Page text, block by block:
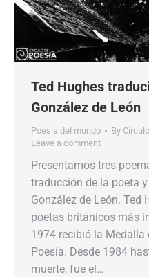
Ted Hughes
González de León
Poesía del mundo By
Leave a comment
Presentamos tres
traducción de la poeta
González de León. Ted
poetas británicos más
1974 recibió la Medalla
Poesía. Desde 1984
muerte, fue el…